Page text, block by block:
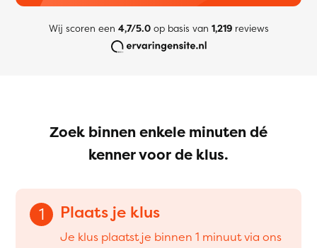
Wij scoren een 4,7/5.0op basis van 1,219reviews
Zoek binnen enkele minuten dé
kenner voor de klus.
1 Plaats je klus
Je klus plaatst je binnen 1 minuut via ons